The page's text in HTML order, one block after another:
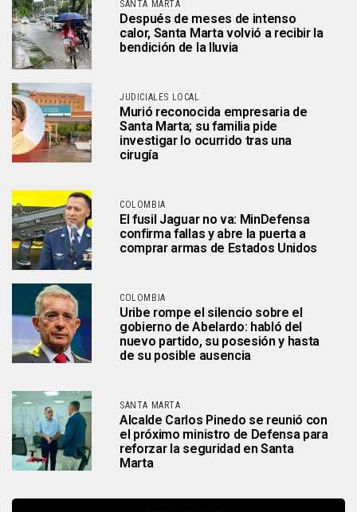
SANTA MARTA
Después de meses de intenso
calor, Santa Marta volvió a recibir la
bendición de la lluvia
JUDICIALES LOCAL
Murió reconocida empresaria de
Santa Marta; su familia pide
investigar lo ocurrido tras una
cirugía
COLOMBIA
El fusil Jaguar no va: MinDefensa
confirma fallas y abre la puerta a
comprar armas de Estados Unidos
COLOMBIA
Uribe rompe el silencio sobre el
gobierno de Abelardo: habló del
nuevo partido, su posesión y hasta
de su posible ausencia
SANTA MARTA
Alcalde Carlos Pinedo se reunió con
el próximo ministro de Defensa para
reforzar la seguridad en Santa
Marta